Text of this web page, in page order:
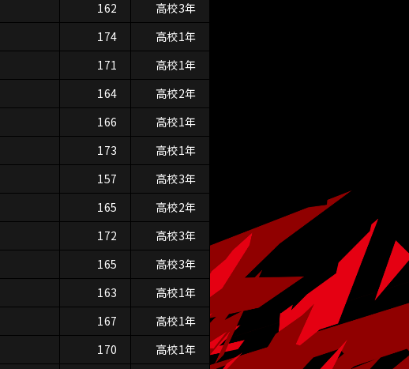
162
高校3年
174
高校1年
171
高校1年
164
高校2年
166
高校1年
173
高校1年
157
高校3年
165
高校2年
172
高校3年
165
高校3年
163
高校1年
167
高校1年
170
高校1年